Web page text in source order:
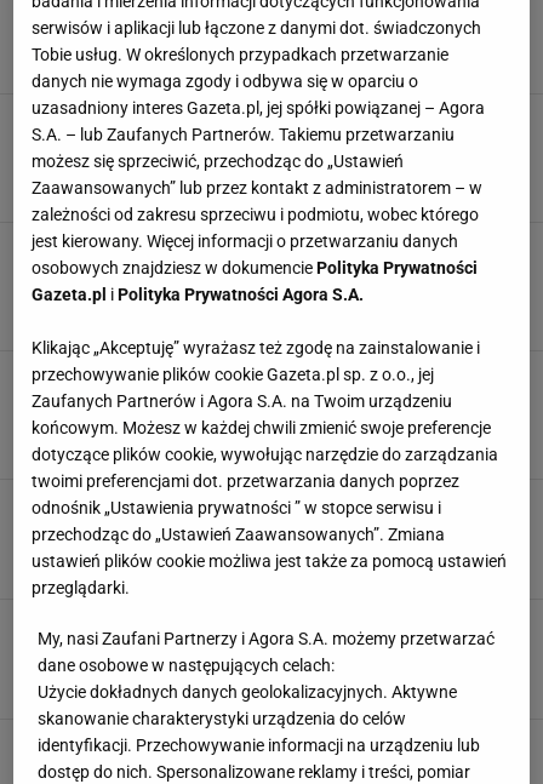
wielkanocnego makowca. Oba są pyszne i
proste do przygotowania
MATERIAŁ PROMOCYJNY PR
Masz ochotę na coś słodkiego? Te domowe
przekąski naturalnie zawierają cukier, a
dodatkowo dostarczą cennych witamin
MATERIAŁ PROMOCYJNY PR
Klasyczne świąteczne ciasto? Anna Starmach
poleca sernik po nowojorsku. Przygotujesz go
w kilku prostych krokach
Anna Lewandowska podzieliła się przepisem
na słodkie placuszki jabłkowo-marchewkowe
bez dodatku cukru
MATERIAŁ PROMOCYJNY PR
Proste dyniowe ciasto. Bez tego przepisu nie
może się obejść Kourtney Kardashian
MATERIAŁ PROMOCYJNY PR
Wegańskie odpowiedniki popularnych ciast.
Pyszne, zdrowsze i zdecydowanie bardziej fit!
MATERIAŁ PROMOCYJNY PR
Zdrowe koktajle, które smakiem przypominają
ulubione desery. Wystarczy pięć składników
serwisów i aplikacji lub łączone z danymi dot. świadczonych
Tobie usług. W określonych przypadkach przetwarzanie
danych nie wymaga zgody i odbywa się w oparciu o
uzasadniony interes Gazeta.pl, jej spółki powiązanej – Agora
S.A. – lub Zaufanych Partnerów. Takiemu przetwarzaniu
możesz się sprzeciwić, przechodząc do „Ustawień
Zaawansowanych” lub przez kontakt z administratorem – w
zależności od zakresu sprzeciwu i podmiotu, wobec którego
jest kierowany. Więcej informacji o przetwarzaniu danych
osobowych znajdziesz w dokumenciePolityka Prywatności
Gazeta.pl iPolityka Prywatności Agora S.A.
Klikając „Akceptuję” wyrażasz też zgodę na zainstalowanie i
przechowywanie plików cookie Gazeta.pl sp. z o.o., jej
Zaufanych Partnerów i Agora S.A. na Twoim urządzeniu
końcowym. Możesz w każdej chwili zmienić swoje preferencje
dotyczące plików cookie, wywołując narzędzie do zarządzania
twoimi preferencjami dot. przetwarzania danych poprzez
odnośnik „Ustawienia prywatności ” w stopce serwisu i
przechodząc do „Ustawień Zaawansowanych”. Zmiana
ustawień plików cookie możliwa jest także za pomocą ustawień
przeglądarki.
My, nasi Zaufani Partnerzy i Agora S.A. możemy przetwarzać
dane osobowe w następujących celach:
Użycie dokładnych danych geolokalizacyjnych. Aktywne
skanowanie charakterystyki urządzenia do celów
identyfikacji. Przechowywanie informacji na urządzeniu lub
dostęp do nich. Spersonalizowane reklamy i treści, pomiar